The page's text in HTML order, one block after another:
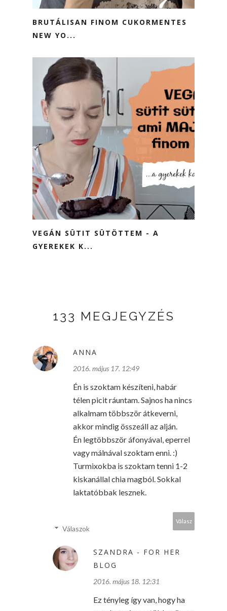
BRUTÁLISAN FINOM CUKORMENTES
NEW YO...
VEGÁN SÜTIT SÜTÖTTEM - A
GYEREKEK K...
133 MEGJEGYZÉS
ANNA
2016. május 17. 12:49
Én is szoktam készíteni, habár
télen picit ráuntam. Sajnos ha nincs
alkalmam többször átkeverni,
akkor mindig összeáll az alján.
Én legtöbbször áfonyával, eperrel
vagy málnával szoktam enni. :)
Turmixokba is szoktam tenni 1-2
kiskanállal chia magból. Sokkal
laktatóbbak lesznek.
Válasz
Válaszok
SZANDRA - FOR HER
BLOG
2016. május 18. 12:31
Ez tényleg így van, hogy ha